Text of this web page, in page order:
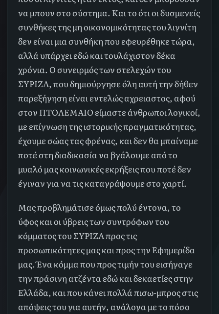
να μπουν στο σύστημα. Και το ότι οι δυσμενείς
συνθήκες της μη οικονομικότητας του λιγνίτη
δεν είναι μια συνθήκη που εφευρέθηκε τώρα,
αλλά υπάρχει εδώ και τουλάχιστον δέκα
χρόνια. Ο συνειρμός των στελεχών του
ΣΥΡΙΖΑ, που δημιούργησε όλη αυτή την δήθεν
παρεξήγηση είναι εντελώς αχρειαστος, αφού
στον ΠΤΟΛΕΜΑΙΟ είμαστε άνθρωποι λογικοί,
με επίγνωση της ιστορικής πραγματικότητας,
έχουμε σώας τας φρένας, και δεν θα μπαίναμε
ποτέ στη διαδικασία να βγάλουμε από το
μυαλό μας κοινωνικές εκρήξεις που ποτέ δεν
έγιναν για να τις καταγράψουμε στο χαρτί.
Μας προβλημάτισε όμως πολύ έντονα, το
ύφος και οι ύβρεις των συντρόφων του
κόμματος του ΣΥΡΙΖΑ προς τις
προσωπικότητες μας και προς την Εφημερίδα
μας. Ένα κόμμα που προς τιμήν του εισήγαγε
την πράσινη ατζέντα εδώ και δεκαετίες στην
Ελλάδα, και που κάνει πολλά πισω-μπρος στις
απόψεις του για αυτήν, ανάλογα με το πόσο